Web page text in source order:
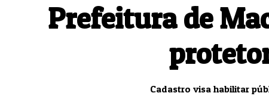
Prefeitura de
Cadastro visa habilitar